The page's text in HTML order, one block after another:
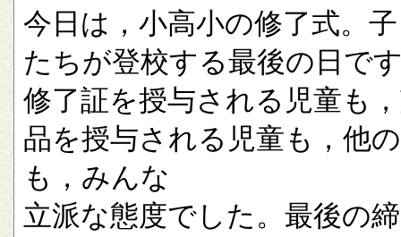
今日は，小高小の修了式。
たちが登校する最後の日で
修了証を授与される児童も
品を授与される児童も，他
も，みんな
立派な態度でした。最後の